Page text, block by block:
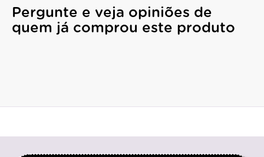
Pergunte e veja opiniões de
quem já comprou este produto